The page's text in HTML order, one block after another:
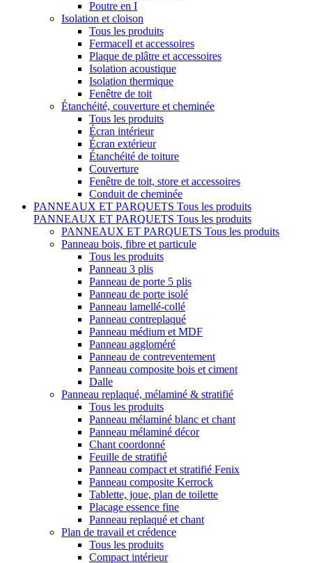
Poutre en I
Isolation et cloison
Tous les produits
Fermacell et accessoires
Plaque de plâtre et accessoires
Isolation acoustique
Isolation thermique
Fenêtre de toit
Étanchéité, couverture et cheminée
Tous les produits
Écran intérieur
Écran extérieur
Étanchéité de toiture
Couverture
Fenêtre de toit, store et accessoires
Conduit de cheminée
PANNEAUX ET PARQUETS Tous les produits
PANNEAUX ET PARQUETS Tous les produits
PANNEAUX ET PARQUETS Tous les produits
Panneau bois, fibre et particule
Tous les produits
Panneau 3 plis
Panneau de porte 5 plis
Panneau de porte isolé
Panneau lamellé-collé
Panneau contreplaqué
Panneau médium et MDF
Panneau aggloméré
Panneau de contreventement
Panneau composite bois et ciment
Dalle
Panneau replaqué, mélaminé & stratifié
Tous les produits
Panneau mélaminé blanc et chant
Panneau mélaminé décor
Chant coordonné
Feuille de stratifié
Panneau compact et stratifié Fenix
Panneau composite Kerrock
Tablette, joue, plan de toilette
Placage essence fine
Panneau replaqué et chant
Plan de travail et crédence
Tous les produits
Compact intérieur